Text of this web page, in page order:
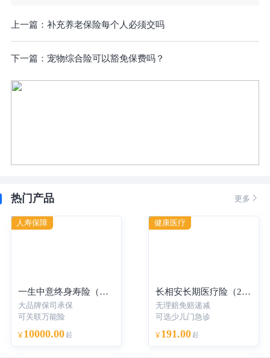
上一篇： 补充养老保险每个人必须交吗
下一篇： 宠物综合险可以豁免保费吗？
热门产品 更多 
一生中意终身寿险（分红型）-年交
大品牌保司承保
可关联万能险
¥ 10000.00 起
人寿保障
长相安长期医疗险（20年保证续保）—个人版
无理赔免赔递减
可选少儿门急诊
¥ 191.00 起
健康医疗